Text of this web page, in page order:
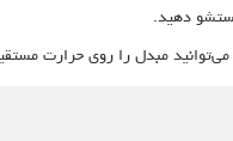
مبدل را روی حرارت